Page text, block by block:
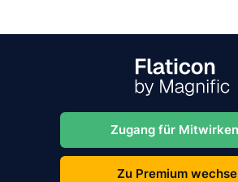
Zugang für
Zu Premium